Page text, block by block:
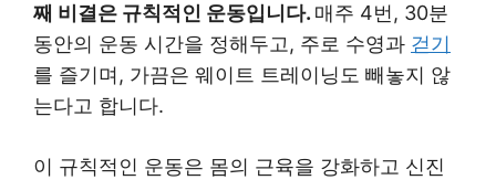
째 비결은 규칙적인 운동입니다. 매주 4번, 30분
동안의 운동 시간을 정해두고, 주로 수영과 걷기
를 즐기며, 가끔은 웨이트 트레이닝도 빼놓지 않
는다고 합니다.
이 규칙적인 운동은 몸의 근육을 강화하고 신진